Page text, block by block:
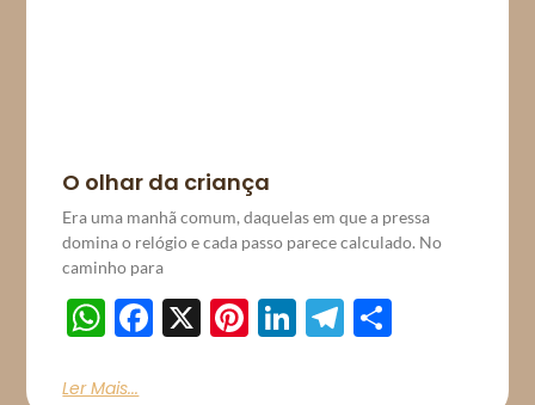
O olhar da criança
Era uma manhã comum, daquelas em que a pressa
domina o relógio e cada passo parece calculado. No
caminho para
WhatsApp
Facebook
X Pinterest
LinkedIn
Telegram
Ler Mais...